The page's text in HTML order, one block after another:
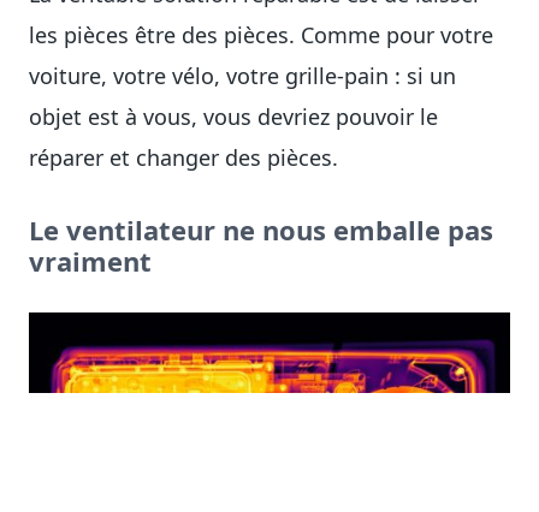
les pièces être des pièces. Comme pour votre
voiture, votre vélo, votre grille-pain : si un
objet est à vous, vous devriez pouvoir le
réparer et changer des pièces.
Le ventilateur ne nous emballe pas
vraiment